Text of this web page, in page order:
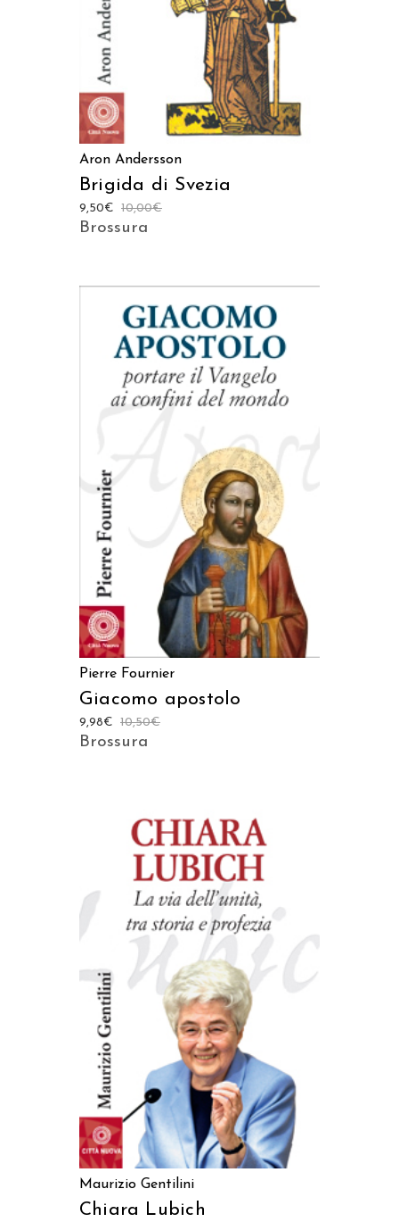
Aron Andersson
Brigida di Svezia
10,00€
9,50€
Brossura
AGGIUNGI AL CARRELLO
Pierre Fournier
Giacomo apostolo
10,50€
9,98€
Brossura
AGGIUNGI AL CARRELLO
Maurizio Gentilini
Chiara Lubich